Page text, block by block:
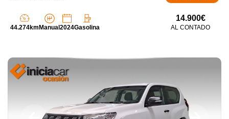
44.274km Manual 2024Gasolina
14.900€
AL CONTADO